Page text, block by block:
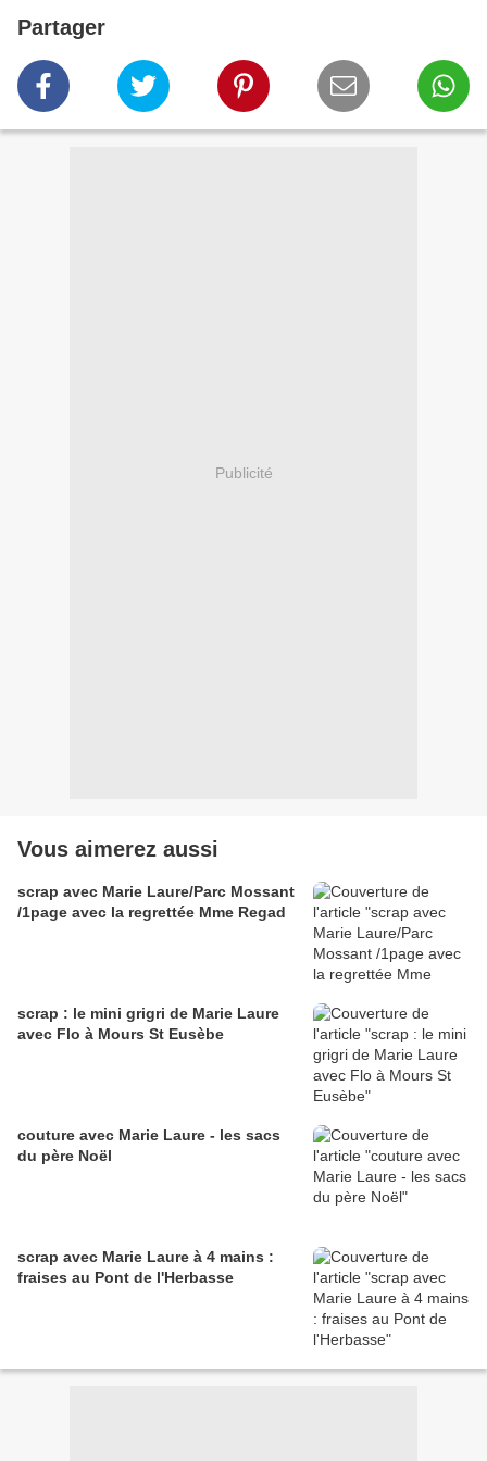
Partager
Publicité
Vous aimerez aussi
scrap avec Marie Laure/Parc Mossant
/1page avec la regrettée Mme Regad
scrap : le mini grigri de Marie Laure
avec Flo à Mours St Eusèbe
couture avec Marie Laure - les sacs
du père Noël
scrap avec Marie Laure à 4 mains :
fraises au Pont de l'Herbasse